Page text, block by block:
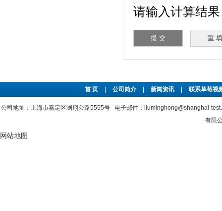
请输入计算结果
首 页 公司简介 新闻资讯 联系草莓视
公司地址：上海市嘉定区浏翔公路5555号 电子邮件：liuminghong@shanghai-
有限公
网站地图